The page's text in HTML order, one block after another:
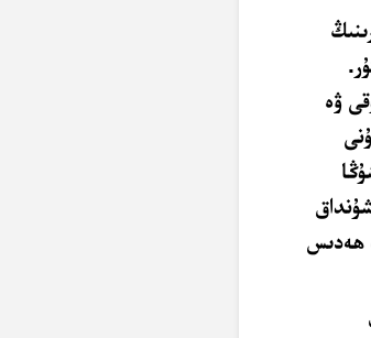
ۋە
ھەدىس